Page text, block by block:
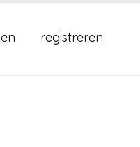
registreren